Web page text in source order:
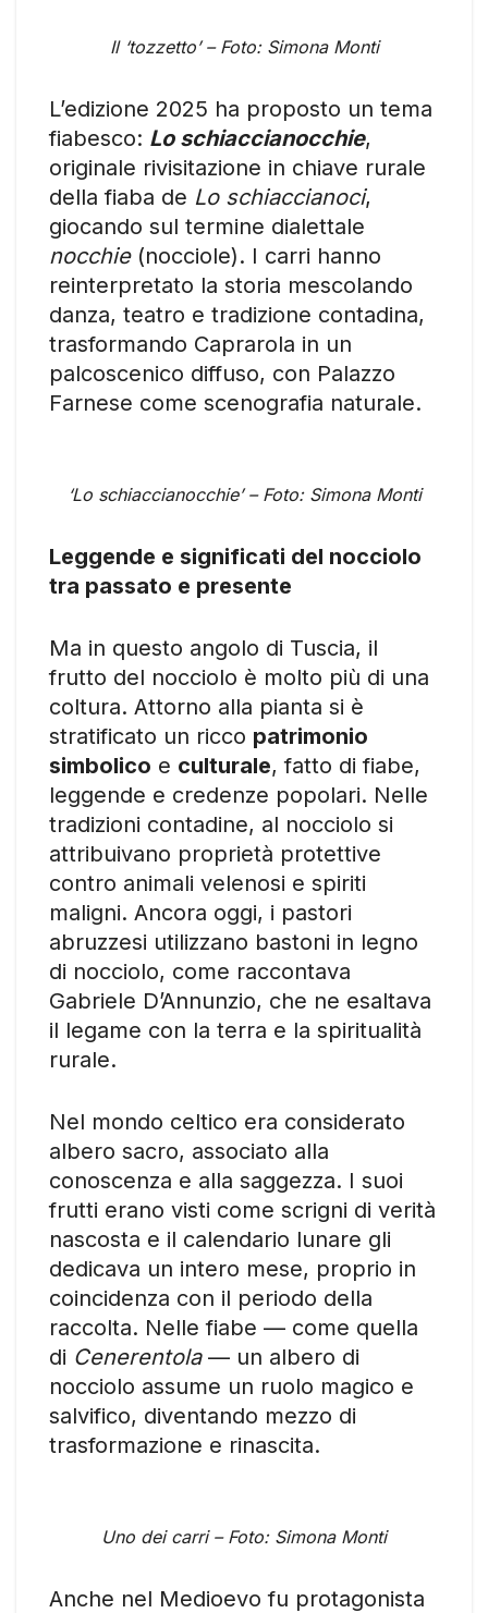
Il ‘tozzetto’ – Foto: Simona Monti
L’edizione 2025 ha proposto un tema
fiabesco: Lo schiaccianocchie,
originale rivisitazione in chiave rurale
della fiaba de Lo schiaccianoci,
giocando sul termine dialettale
nocchie(nocciole). I carri hanno
reinterpretato la storia mescolando
danza, teatro e tradizione contadina,
trasformando Caprarola in un
palcoscenico diffuso, con Palazzo
Farnese come scenografia naturale.
‘Lo schiaccianocchie’ – Foto: Simona Monti
Leggende e significati del nocciolo
tra passato e presente
Ma in questo angolo di Tuscia, il
frutto del nocciolo è molto più di una
coltura. Attorno alla pianta si è
stratificato un ricco patrimonio
simbolico e culturale, fatto di fiabe,
leggende e credenze popolari. Nelle
tradizioni contadine, al nocciolo si
attribuivano proprietà protettive
contro animali velenosi e spiriti
maligni. Ancora oggi, i pastori
abruzzesi utilizzano bastoni in legno
di nocciolo, come raccontava
Gabriele D’Annunzio, che ne esaltava
il legame con la terra e la spiritualità
rurale.
Nel mondo celtico era considerato
albero sacro, associato alla
conoscenza e alla saggezza. I suoi
frutti erano visti come scrigni di verità
nascosta e il calendario lunare gli
dedicava un intero mese, proprio in
coincidenza con il periodo della
raccolta. Nelle fiabe — come quella
di Cenerentola— un albero di
nocciolo assume un ruolo magico e
salvifico, diventando mezzo di
trasformazione e rinascita.
Uno dei carri – Foto: Simona Monti
Anche nel Medioevo fu protagonista